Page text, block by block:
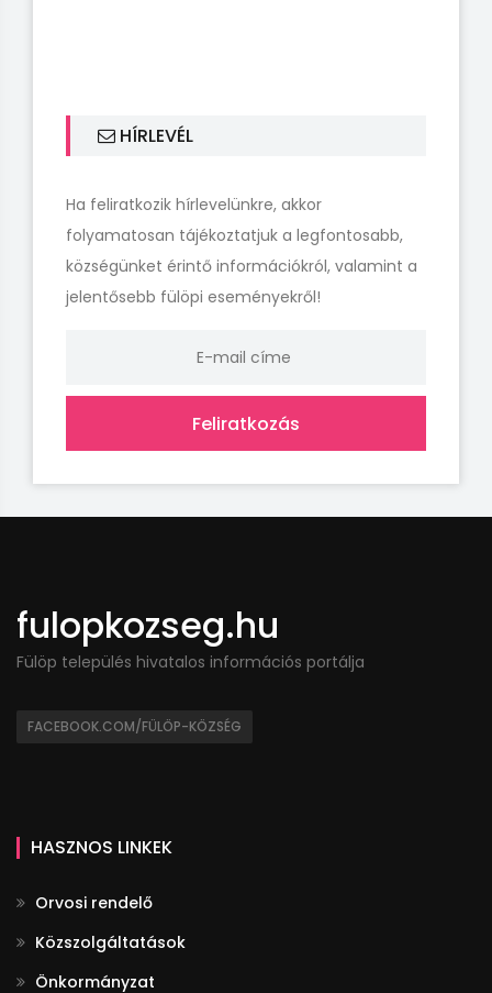
HÍRLEVÉL
Ha feliratkozik hírlevelünkre, akkor
folyamatosan tájékoztatjuk a legfontosabb,
községünket érintő információkról, valamint a
jelentősebb fülöpi eseményekről!
Feliratkozás
fulopkozseg.hu
Fülöp település hivatalos információs portálja
FACEBOOK.COM/FÜLÖP-KÖZSÉG
HASZNOS LINKEK
Orvosi rendelő
Közszolgáltatások
Önkormányzat